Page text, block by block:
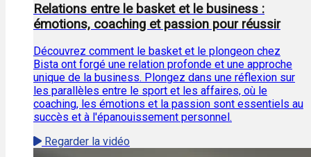
Relations entre le basket et le business :
émotions, coaching et passion pour réussir
Découvrez comment le basket et le plongeon chez
Bista ont forgé une relation profonde et une approche
unique de la business. Plongez dans une réflexion sur
les parallèles entre le sport et les affaires, où le
coaching, les émotions et la passion sont essentiels au
succès et à l'épanouissement personnel.
Regarder la vidéo